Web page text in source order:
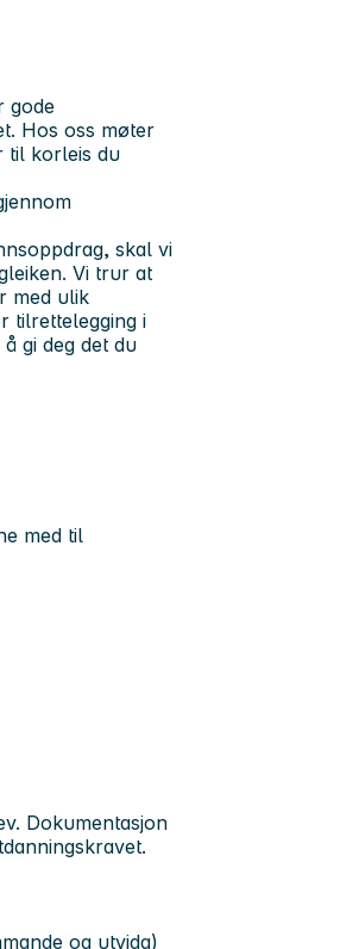
gode
Hos oss møter
til korleis du
skal vi
Vi trur at
med ulik
tilrettelegging i
gi deg det du
med til
Dokumentasjon
og utvida)